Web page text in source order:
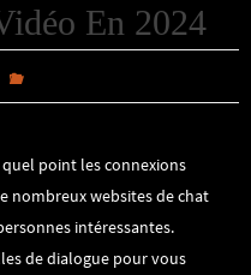
En 2024
point les connexions
nombreux websites de chat
intéressantes.
de dialogue pour vous